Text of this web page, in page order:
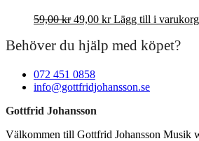
59,00kr Det
priset
var:
59,00 kr.
49,00 krDet
priset
Lägg till i varukorg
Behöver du hjälp med köpet?
072 451 0858
info@gottfridjohansson.se
Gottfrid Johansson
Välkommen till Gottfrid Johansson Musik